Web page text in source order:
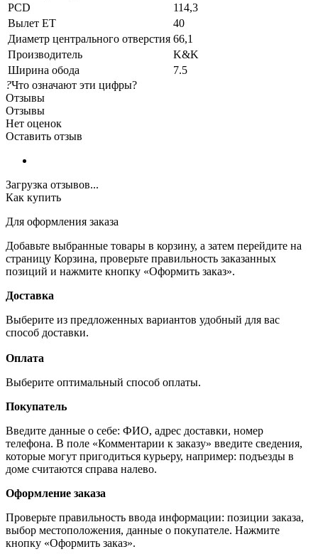
PCD
114,3
Вылет ET
40
Диаметр центрального отверстия 66,1
Производитель
K&K
Ширина обода
7.5
?Что означают эти цифры?
Отзывы
Отзывы
Нет оценок
Оставить отзыв
Загрузка отзывов...
Как купить
Для оформления заказа
Добавьте выбранные товары в корзину, а затем перейдите на
страницу Корзина, проверьте правильность заказанных
позиций и нажмите кнопку «Оформить заказ».
Доставка
Выберите из предложенных вариантов удобный для вас
способ доставки.
Оплата
Выберите оптимальный способ оплаты.
Покупатель
Введите данные о себе: ФИО, адрес доставки, номер
телефона. В поле «Комментарии к заказу» введите сведения,
которые могут пригодиться курьеру, например: подъезды в
доме считаются справа налево.
Оформление заказа
Проверьте правильность ввода информации: позиции заказа,
выбор местоположения, данные о покупателе. Нажмите
кнопку «Оформить заказ».